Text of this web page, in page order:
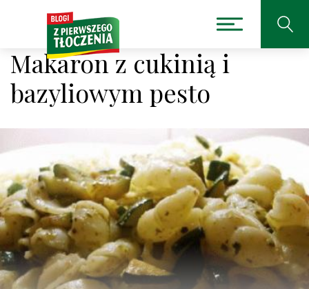
Makaron z cukinią i
bazyliowym pesto